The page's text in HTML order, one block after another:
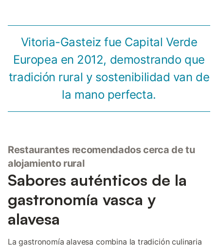
Vitoria-Gasteiz fue Capital Verde
Europea en 2012, demostrando que
tradición rural y sostenibilidad van de
la mano perfecta.
Restaurantes recomendados cerca de tu
alojamiento rural
Sabores auténticos de la
gastronomía vasca y
alavesa
La gastronomía alavesa combina la tradición culinaria